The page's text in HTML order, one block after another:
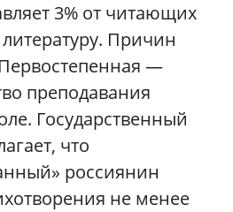
3% от читающих
Причин
—
преподавания
Государственный
что
россиянин
не менее